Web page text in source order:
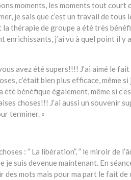
moments, les moments tout
je sais que c’est un travail de
la thérapie de groupe a été très
j’ai vu à quel point il
avez été supers!!!! J’ai aimé le
c’était bien plus efficace,
été bénéfique également, même si
choses!!! J’ai aussi un souvenir
terminer. »
: ” La libération”, ” le miroir de
je suis devenue maintenant. En
des mots mais pour ma part le fait